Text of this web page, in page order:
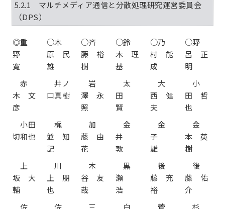
5.2.1 マルチメディア通信と分散処理研究運営委員会
（DPS）
◎重
野
寛
○木
原 民
雄
○斉
藤 裕
樹
○鈴
木 理
基
○乃
村 能
成
○野
呂 正
明
赤
木 文
彦
井ノ
口真樹
岩
澤 永
照
太
田
賢
大
西 健
夫
小
田 哲
也
小田
切和也
梶
並 知
記
加
藤 由
花
金
井
敦
金
子
雄
金
本 英
樹
上
坂 大
輔
川
上 朋
也
木
谷 友
哉
黒
瀬
浩
後
藤 充
裕
後
藤 佑
介
佐
佐
三
白
菅
杉